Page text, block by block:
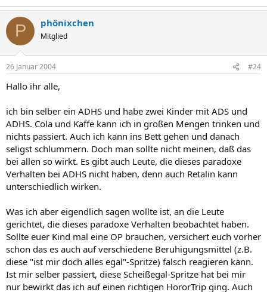
P phönixchen
Mitglied
26 Januar 2004 #24
Hallo ihr alle,
ich bin selber ein ADHS und habe zwei Kinder mit ADS und
ADHS. Cola und Kaffe kann ich in großen Mengen trinken und
nichts passiert. Auch ich kann ins Bett gehen und danach
seligst schlummern. Doch man sollte nicht meinen, daß das
bei allen so wirkt. Es gibt auch Leute, die dieses paradoxe
Verhalten bei ADHS nicht haben, denn auch Retalin kann
unterschiedlich wirken.
Was ich aber eigendlich sagen wollte ist, an die Leute
gerichtet, die dieses paradoxe Verhalten beobachtet haben.
Sollte euer Kind mal eine OP brauchen, versichert euch vorher
schon das es auch auf verschiedene Beruhigungsmittel (z.B.
diese "ist mir doch alles egal"-Spritze) falsch reagieren kann.
Ist mir selber passiert, diese Scheißegal-Spritze hat bei mir
nur bewirkt das ich auf einen richtigen HororTrip ging. Auch